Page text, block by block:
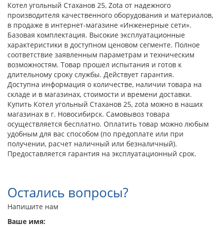
Котел угольный Стаханов 25, Zota от надежного
производителя качественного оборудования и материалов,
в продаже в интернет-магазине «Инженерные сети».
Базовая комплектация. Высокие эксплуатационные
характеристики в доступном ценовом сегменте. Полное
соответствие заявленным параметрам и техническим
возможностям. Товар прошел испытания и готов к
длительному сроку службы. Действует гарантия.
Доступна информация о количестве, наличии товара на
складе и в магазинах, стоимости и времени доставки.
Купить Котел угольный Стаханов 25, zota можно в наших
магазинах в г. Новосибирск. Самовывоз товара
осуществляется бесплатно. Оплатить товар можно любым
удобным для вас способом (по предоплате или при
получении, расчет наличный или безналичный).
Предоставляется гарантия на эксплуатационный срок.
Остались вопросы?
Напишите нам
Ваше имя: